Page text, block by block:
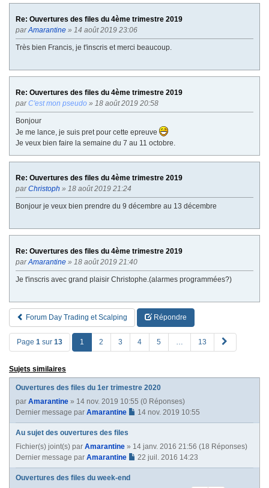
Re: Ouvertures des files du 4ème trimestre 2019
parAmarantine » 14 août 2019 23:06
Très bien Francis, je t'inscris et merci beaucoup.
Re: Ouvertures des files du 4ème trimestre 2019
parC'est mon pseudo » 18 août 2019 20:58
Bonjour
Je me lance, je suis pret pour cette epreuve
Je veux bien faire la semaine du 7 au 11 octobre.
Re: Ouvertures des files du 4ème trimestre 2019
parChristoph » 18 août 2019 21:24
Bonjour je veux bien prendre du 9 décembre au 13 décembre
Re: Ouvertures des files du 4ème trimestre 2019
parAmarantine » 18 août 2019 21:40
Je t'inscris avec grand plaisir Christophe.(alarmes programmées?)
Forum Day Trading et Scalping Répondre
Page 1 sur 13 1 2 3 4 5 … 13
u
Sujets similaires
Ouvertures des files du 1er trimestre 2020
par Amarantine » 14 nov. 2019 10:55 (0 Réponses)
Dernier message par Amarantine 14 nov. 2019 10:55
Au sujet des ouvertures des files
Fichier(s) joint(s) par Amarantine » 14 janv. 2016 21:56 (18 Réponses)
Dernier message par Amarantine 22 juil. 2016 14:23
Ouvertures des files du week-end